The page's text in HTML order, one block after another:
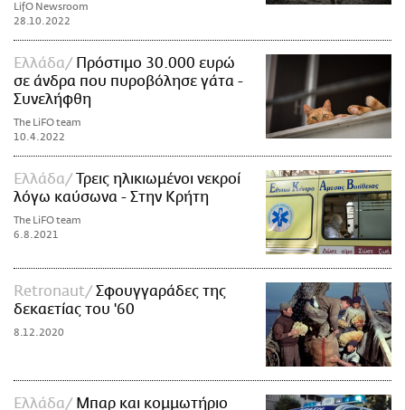
LifO Newsroom
28.10.2022
Ελλάδα
Πρόστιμο 30.000 ευρώ
σε άνδρα που πυροβόλησε γάτα -
Συνελήφθη
The LiFO team
10.4.2022
Ελλάδα
Τρεις ηλικιωμένοι νεκροί
λόγω καύσωνα - Στην Κρήτη
The LiFO team
6.8.2021
Retronaut
Σφουγγαράδες της
δεκαετίας του '60
8.12.2020
Ελλάδα
Μπαρ και κομμωτήριο